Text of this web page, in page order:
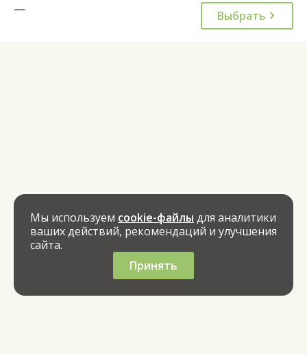
—
Выбрать
Мы используем cookie-файлы для аналитики
ваших действий, рекомендаций и улучшения
сайта.
Принять